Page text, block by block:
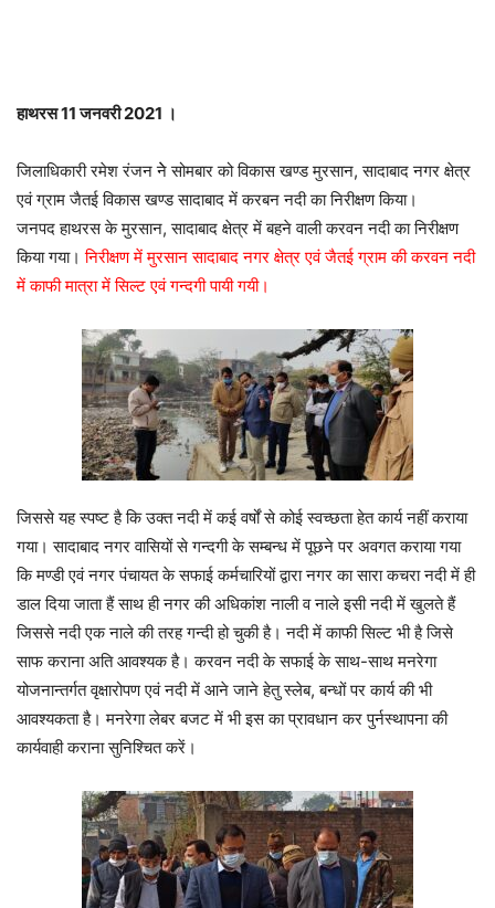
हाथरस 11 जनवरी 2021 ।
जिलाधिकारी रमेश रंजन नेे सोमबार को विकास खण्ड मुरसान, सादाबाद नगर क्षेत्र
एवं ग्राम जैतई विकास खण्ड सादाबाद में करबन नदी का निरीक्षण किया।
जनपद हाथरस के मुरसान, सादाबाद क्षेत्र में बहने वाली करवन नदी का निरीक्षण
किया गया।निरीक्षण में मुरसान सादाबाद नगर क्षेत्र एवं जैतई ग्राम की करवन नदी
में काफी मात्रा में सिल्ट एवं गन्दगी पायी गयी।
जिससे यह स्पष्ट है कि उक्त नदी में कई वर्षों से कोई स्वच्छता हेत कार्य नहीं कराया
गया। सादाबाद नगर वासियों से गन्दगी के सम्बन्ध में पूछने पर अवगत कराया गया
कि मण्डी एवं नगर पंचायत के सफाई कर्मचारियों द्वारा नगर का सारा कचरा नदी में ही
डाल दिया जाता हैं साथ ही नगर की अधिकांश नाली व नाले इसी नदी में खुलते हैं
जिससे नदी एक नाले की तरह गन्दी हो चुकी है। नदी में काफी सिल्ट भी है जिसे
साफ कराना अति आवश्यक है। करवन नदी के सफाई के साथ-साथ मनरेगा
योजनान्तर्गत वृक्षारोपण एवं नदी में आने जाने हेतु स्लेब, बन्धों पर कार्य की भी
आवश्यकता है। मनरेगा लेबर बजट में भी इस का प्रावधान कर पुर्नस्थापना की
कार्यवाही कराना सुनिश्चित करें।